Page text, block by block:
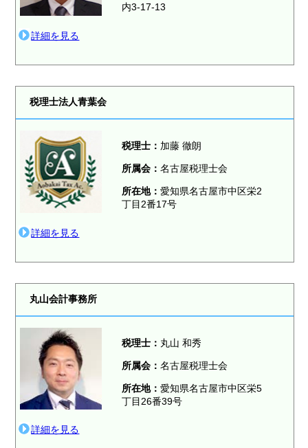
詳細を見る
内3-17-13
税理士法人青葉会
詳細を見る
税理士： 加藤 徹朗
所属会：名古屋税理士会
所在地：愛知県名古屋市中区栄2
丁目2番17号
丸山会計事務所
詳細を見る
税理士： 丸山 和秀
所属会：名古屋税理士会
所在地：愛知県名古屋市中区栄5
丁目26番39号